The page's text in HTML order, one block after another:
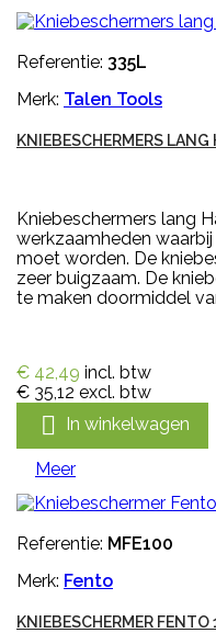
Referentie: 335L
Merk: Talen Tools
KNIEBESCHERMERS
Kniebeschermers lang
werkzaamheden
moet worden. De
zeer buigzaam. De
te maken doormiddel
€ 42,49 incl. btw
€ 35,12 excl. btw
 In winkelwagen
Meer
Referentie: MFE100
Merk: Fento
KNIEBESCHERMER FENTO